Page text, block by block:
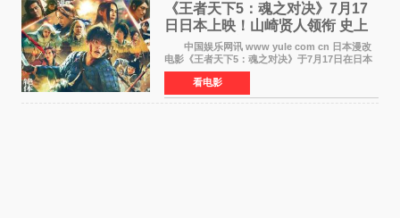
《王者天下5：魂之对决》7月17
日日本上映！山崎贤人领衔 史上
最大“函谷关防卫战”
中国娱乐网讯 www yule com cn 日本漫改
电影《王者天下5：魂之对决》于7月17日在日本
全国上映。这部由佐藤信介执导、山崎贤人主演
的历史动作片，改编自原泰久同名人气漫画，继
续讲述信和漂
看电影